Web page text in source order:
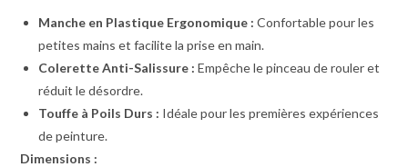
Manche en Plastique Ergonomique : Confortable pour les
petites mains et facilite la prise en main.
Colerette Anti-Salissure : Empêche le pinceau de rouler et
réduit le désordre.
Touffe à Poils Durs : Idéale pour les premières expériences
de peinture.
Dimensions :